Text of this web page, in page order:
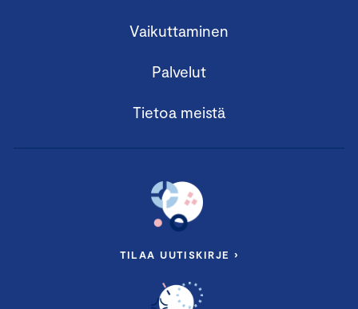
Vaikuttaminen
Palvelut
Tietoa meistä
TILAA UUTISKIRJE ›